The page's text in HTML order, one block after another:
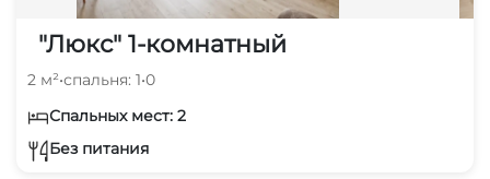
"Люкс" 1-комнатный
2 м²•спальня: 1•0
Спальных мест: 2
Без питания